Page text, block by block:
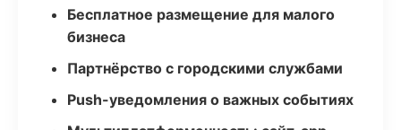
Бесплатное размещение для малого
бизнеса
Партнёрство с городскими службами
Push-уведомления о важных событиях